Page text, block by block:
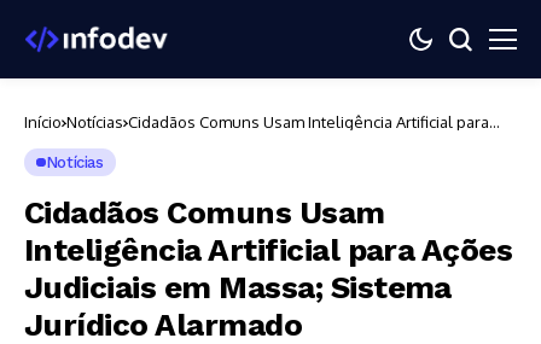
Início Notícias Cidadãos Comuns Usam Inteligência Artificial para
Notícias
Cidadãos Comuns Usam
Inteligência Artificial para Ações
Judiciais em Massa; Sistema
Jurídico Alarmado